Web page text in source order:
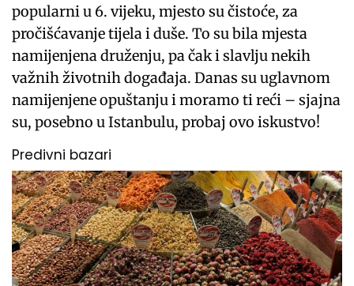
popularni u 6. vijeku, mjesto su čistoće, za
pročišćavanje tijela i duše. To su bila mjesta
namijenjena druženju, pa čak i slavlju nekih
važnih životnih događaja. Danas su uglavnom
namijenjene opuštanju i moramo ti reći – sjajna
su, posebno u Istanbulu, probaj ovo iskustvo!
Predivni bazari